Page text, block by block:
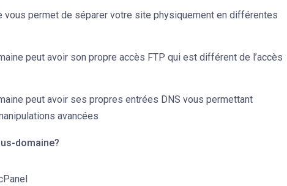
vous permet de séparer votre site physiquement en différentes
peut avoir son propre accès FTP qui est différent de l’accès
peut avoir ses propres entrées DNS vous permettant
avancées
domaine?